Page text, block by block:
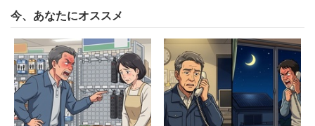
今、あなたにオススメ